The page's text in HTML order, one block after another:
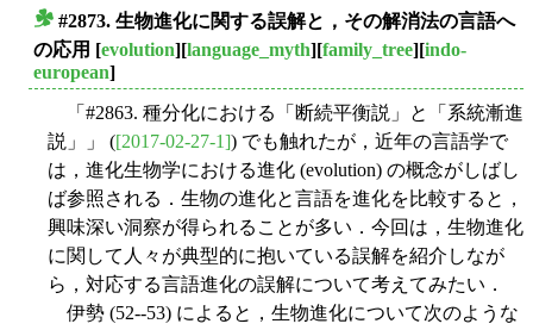
#2873. 生物進化に関する誤解と，その解消法の言語へ
の応用 [evolution][language_myth][family_tree][indo-
european]
「#2863. 種分化における「断続平衡説」と「系統漸進
説」」 ([2017-02-27-1]) でも触れたが，近年の言語学で
は，進化生物学における進化 (evolution) の概念がしばし
ば参照される．生物の進化と言語を進化を比較すると，
興味深い洞察が得られることが多い．今回は，生物進化
に関して人々が典型的に抱いている誤解を紹介しなが
ら，対応する言語進化の誤解について考えてみたい．
伊勢 (52--53) によると，生物進化について次のような